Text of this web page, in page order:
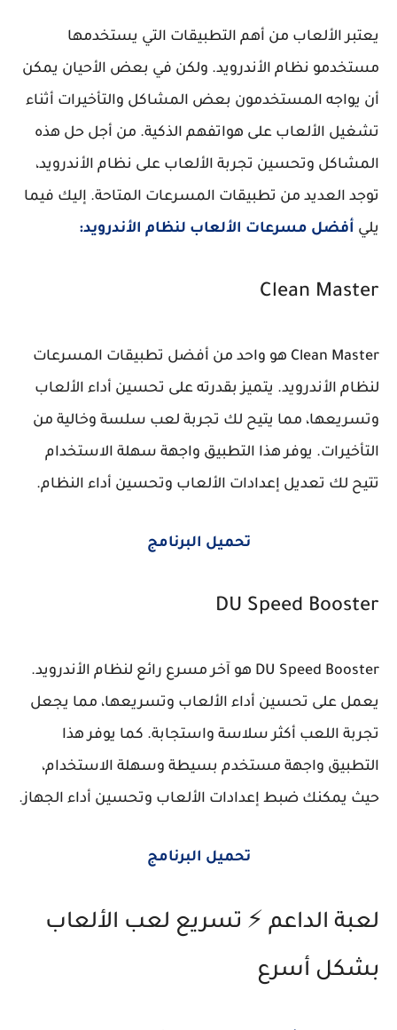
يعتبر الألعاب من أهم التطبيقات التي يستخدمها
مستخدمو نظام الأندرويد. ولكن في بعض الأحيان يمكن
أن يواجه المستخدمون بعض المشاكل والتأخيرات أثناء
تشغيل الألعاب على هواتفهم الذكية. من أجل حل هذه
المشاكل وتحسين تجربة الألعاب على نظام الأندرويد،
توجد العديد من تطبيقات المسرعات المتاحة. إليك فيما
يلي أفضل مسرعات الألعاب لنظام الأندرويد:
Clean Master
Clean Master هو واحد من أفضل تطبيقات المسرعات
لنظام الأندرويد. يتميز بقدرته على تحسين أداء الألعاب
وتسريعها، مما يتيح لك تجربة لعب سلسة وخالية من
التأخيرات. يوفر هذا التطبيق واجهة سهلة الاستخدام
تتيح لك تعديل إعدادات الألعاب وتحسين أداء النظام.
تحميل البرنامج
DU Speed Booster
DU Speed Booster هو آخر مسرع رائع لنظام الأندرويد.
يعمل على تحسين أداء الألعاب وتسريعها، مما يجعل
تجربة اللعب أكثر سلاسة واستجابة. كما يوفر هذا
التطبيق واجهة مستخدم بسيطة وسهلة الاستخدام،
حيث يمكنك ضبط إعدادات الألعاب وتحسين أداء الجهاز.
تحميل البرنامج
لعبة الداعم ⚡ تسريع لعب الألعاب
بشكل أسرع